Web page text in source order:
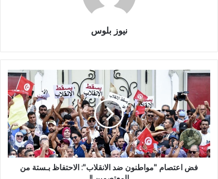
نيوز بلوس
فض اعتصام ''مواطنون ضد الانقلاب'': الاحتفاظ بـستة من